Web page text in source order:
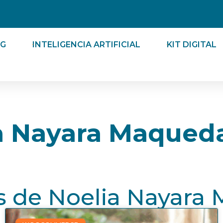
Abrir Marketing
INTELIGENCIA ARTIFICIAL Abrir Inteligencia
KIT DIGITAL
Nayara
de Noelia Nayara